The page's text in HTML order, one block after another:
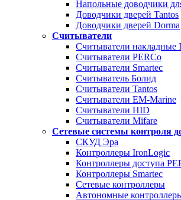
Напольные доводчики
Доводчики дверей Tantos
Доводчики дверей Dorma
Считыватели
Считыватели накладные
Считыватели PERCo
Считыватели Smartec
Считыватель Болид
Считыватели Tantos
Считыватели EM-Marine
Считыватели HID
Считыватели Mifare
Сетевые системы контроля
СКУД Эра
Контроллеры IronLogic
Контроллеры доступа
Контроллеры Smartec
Сетевые контроллеры
Автономные